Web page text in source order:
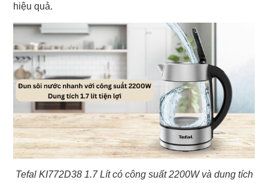
hiệu quả.
Tefal KI772D38 1.7 Lít có công suất 2200W và dung tích